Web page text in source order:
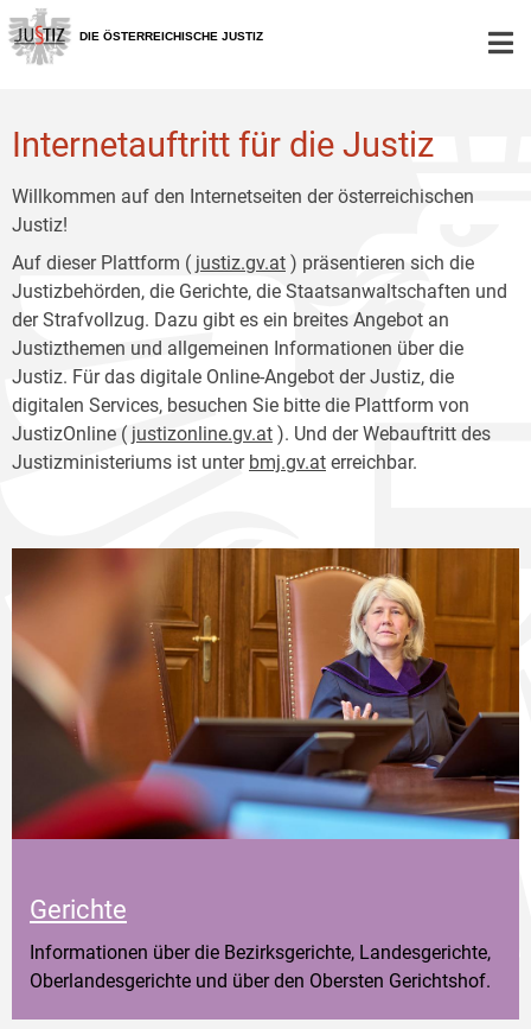
Zur
Hauptnavigation
[1]
Zum
Inhalt
[2]
DIE ÖSTERREICHISCHE JUSTIZ
Internetauftritt für die Justiz
Willkommen auf den Internetseiten der österreichischen
Justiz!
Auf dieser Plattform ( justiz.gv.at ) präsentieren sich die
Justizbehörden, die Gerichte, die Staatsanwaltschaften und
der Strafvollzug. Dazu gibt es ein breites Angebot an
Justizthemen und allgemeinen Informationen über die
Justiz. Für das digitale Online-Angebot der Justiz, die
digitalen Services, besuchen Sie bitte die Plattform von
JustizOnline ( justizonline.gv.at ). Und der Webauftritt des
Justizministeriums ist unter bmj.gv.at erreichbar.
Gerichte
Informationen über die Bezirksgerichte, Landesgerichte,
Oberlandesgerichte und über den Obersten Gerichtshof.